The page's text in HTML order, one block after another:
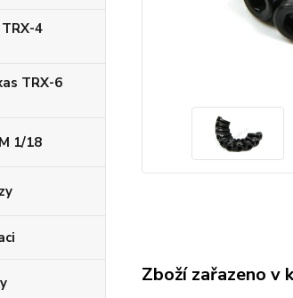
4
TRX-6
1/18
Zboží zařazeno v